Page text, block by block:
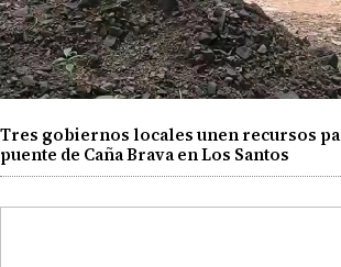
Tres gobiernos locales unen recursos
puente de Caña Brava en Los Santos